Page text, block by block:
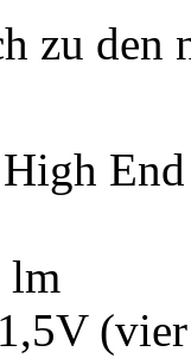
zu den
lm